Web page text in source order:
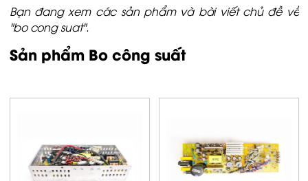
Bạn đang xem các sản phẩm và bài viết chủ đề về
"bo cong suat".
Sản phẩm Bo công suất